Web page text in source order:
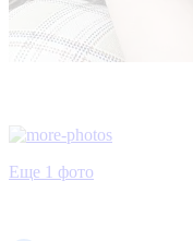
Еще 1 фото